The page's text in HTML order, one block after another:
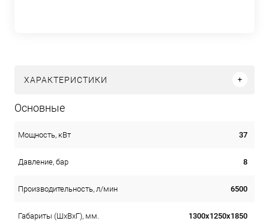
ХАРАКТЕРИСТИКИ
Основные
Мощность, кВт 37
Давление, бар 8
Производительность, л/мин 6500
Габариты (ШхВхГ), мм. 1300х1250х1850